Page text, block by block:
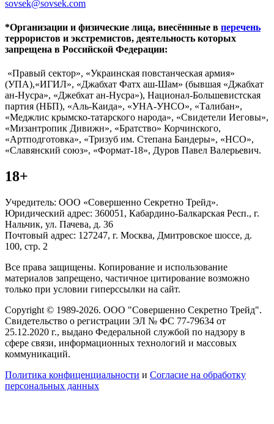
sovsek@sovsek.com
*Организации и физические лица, внесённные в перечень
террористов и экстремистов, деятельность которых
запрещена в Российской Федерации:
«Правый сектор», «Украинская повстанческая армия»
(УПА),«ИГИЛ», «Джабхат Фатх аш-Шам» (бывшая «Джабхат
ан-Нусра», «Джебхат ан-Нусра»), Национал-Большевистская
партия (НБП), «Аль-Каида», «УНА-УНСО», «Талибан»,
«Меджлис крымско-татарского народа», «Свидетели Иеговы»,
«Мизантропик Дивижн», «Братство» Корчинского,
«Артподготовка», «Тризуб им. Степана Бандеры», «НСО»,
«Славянский союз», «Формат-18», Дуров Павел Валерьевич.
18+
Учредитель: ООО «Совершенно Секретно Трейд».
Юридический адрес: 360051, Кабардино-Балкарская Респ., г.
Нальчик, ул. Пачева, д. 36
Почтовый адрес: 127247, г. Москва, Дмитровское шоссе, д.
100, стр. 2
Все права защищены. Копирование и использование
материалов запрещено, частичное цитирование возможно
только при условии гиперссылки на сайт.
Copyright © 1989-2026. ООО "Совершенно Секретно Трейд".
Свидетельство о регистрации ЭЛ № ФС 77-79634 от
25.12.2020 г., выдано Федеральной службой по надзору в
сфере связи, информационных технологий и массовых
коммуникаций.
Политика конфиценциальности и Согласие на обработку
персональных данных